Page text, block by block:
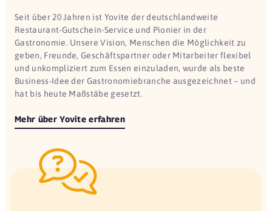
Seit über 20 Jahren ist Yovite der deutschlandweite
Restaurant-Gutschein-Service und Pionier in der
Gastronomie. Unsere Vision, Menschen die Möglichkeit zu
geben, Freunde, Geschäftspartner oder Mitarbeiter flexibel
und unkompliziert zum Essen einzuladen, wurde als beste
Business-Idee der Gastronomiebranche ausgezeichnet – und
hat bis heute Maßstäbe gesetzt.
Mehr über Yovite erfahren